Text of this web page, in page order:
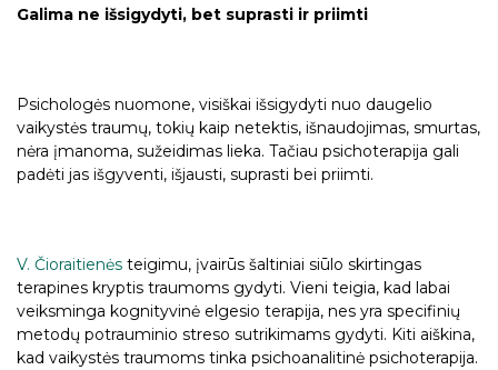
Galima ne išsigydyti, bet suprasti ir priimti
Psichologės nuomone, visiškai išsigydyti nuo daugelio
vaikystės traumų, tokių kaip netektis, išnaudojimas, smurtas,
nėra įmanoma, sužeidimas lieka. Tačiau psichoterapija gali
padėti jas išgyventi, išjausti, suprasti bei priimti.
V. Čioraitienės teigimu, įvairūs šaltiniai siūlo skirtingas
terapines kryptis traumoms gydyti. Vieni teigia, kad labai
veiksminga kognityvinė elgesio terapija, nes yra specifinių
metodų potrauminio streso sutrikimams gydyti. Kiti aiškina,
kad vaikystės traumoms tinka psichoanalitinė psichoterapija.